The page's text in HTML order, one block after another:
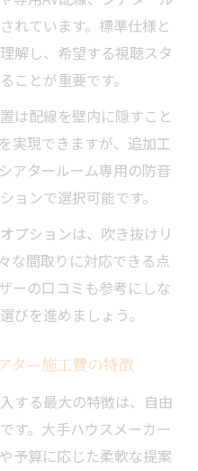
れています。標準仕様と
解し、希望する視聴スタ
ことが重要です。
は配線を壁内に隠すこと
実現できますが、追加工
アタールーム専用の防音
ョンで選択可能です。
プションは、吹き抜けリ
な間取りに対応できる点
ーの口コミも参考にしな
びを進めましょう。
ター施工費の特徴
する最大の特徴は、自由
す。大手ハウスメーカー
予算に応じた柔軟な提案